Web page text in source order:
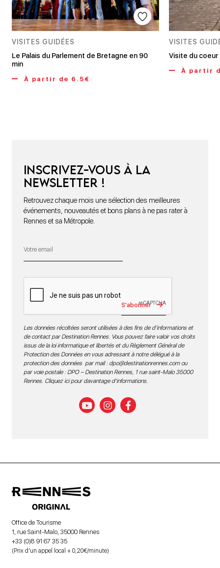
VISITES GUIDÉES
Le Palais du Parlement de Bretagne en 90
min
À partir de 6.5€
VISITES
Visite du
À partir
Inscrivez-vous à la
newsletter !
Retrouvez chaque mois une sélection des meilleures
événements, nouveautés et bons plans à ne pas rater à
Rennes et sa Métropole.
S'abonner
Les données récoltées seront utilisées à des fins de d’informations et
de contact par Destination Rennes. Vous pouvez faire valoir vos droits
issus de la loi informatique et libertés et du Règlement Général de
Protection des Données en vous adressant à notre délégué à la
protection des données par mail : dpo@destinationrennes.comou
par voie postale : DPO – Destination Rennes, 1 rue saint-Malo 35000
Rennes. Cliquez ici pour davantage d’informations.
Office de Tourisme
1, rue Saint-Malo, 35000 Rennes
+33 (0)8 91 67 35 35
(Prix d’un appel local + 0,20€/minute)